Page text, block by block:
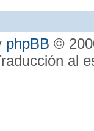
phpBB ©
al